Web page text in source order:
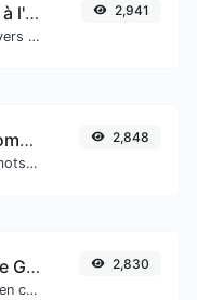
Générateur de texte à l'envers
Retournez, le texte à l'envers avec facilité.
2,941
Convertisseur de nombres en mots
Convertir un nombre en mots écrits, épelés.
2,848
Vérificateur de cache Google
Vérifiez si l'URL est mise en cache ou non par Google.
2,830